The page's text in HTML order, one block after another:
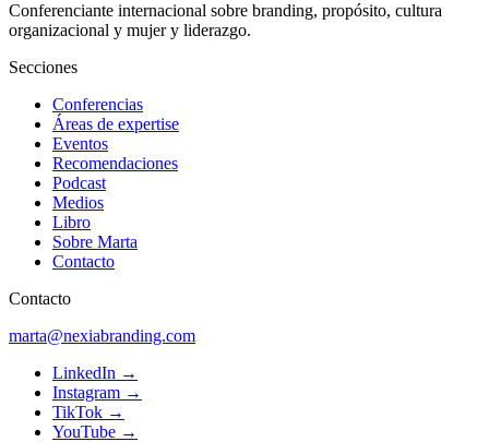
Conferenciante internacional sobre branding, propósito, cultura
organizacional y mujer y liderazgo.
Secciones
Conferencias
Áreas de expertise
Eventos
Recomendaciones
Podcast
Medios
Libro
Sobre Marta
Contacto
Contacto
marta@nexiabranding.com
LinkedIn →
Instagram →
TikTok →
YouTube →